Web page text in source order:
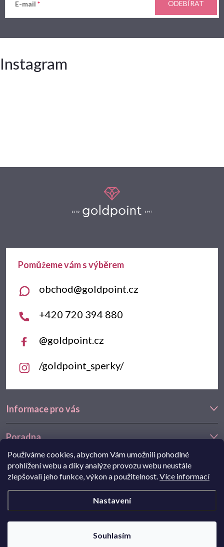
Používáme cookies, abychom Vám umožnili pohodlné
prohlížení webu a díky analýze provozu webu neustále
zlepšovali jeho funkce, výkon a použitelnost.Více informací
Nastavení
Souhlasím
E-mail ODEBÍRAT
Instagram
a
Informace pro vás
Poradna
Často hledáte
obchod@goldpoint.cz
+420 720 394 880
@goldpoint.cz
/goldpoint_sperky/
Navštivte také náš e-shop Goldstore.cz:zlaté náušnice,dětské
náušnice z bílého zlata